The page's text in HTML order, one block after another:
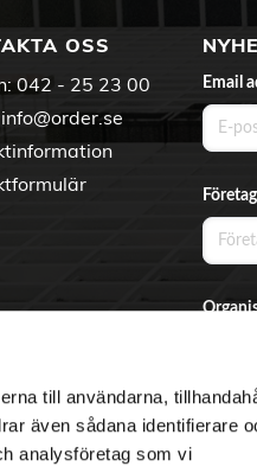
till användarna,
även sådana identifierare
analysföretag som vi
OSS
042 - 25 23 00
info@order.se
Email